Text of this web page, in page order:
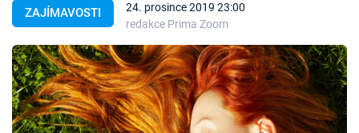
Témata
Témata
Pořady
ZAJÍMAVOSTI
24. prosince 2019 23:00
redakce Prima Zoom